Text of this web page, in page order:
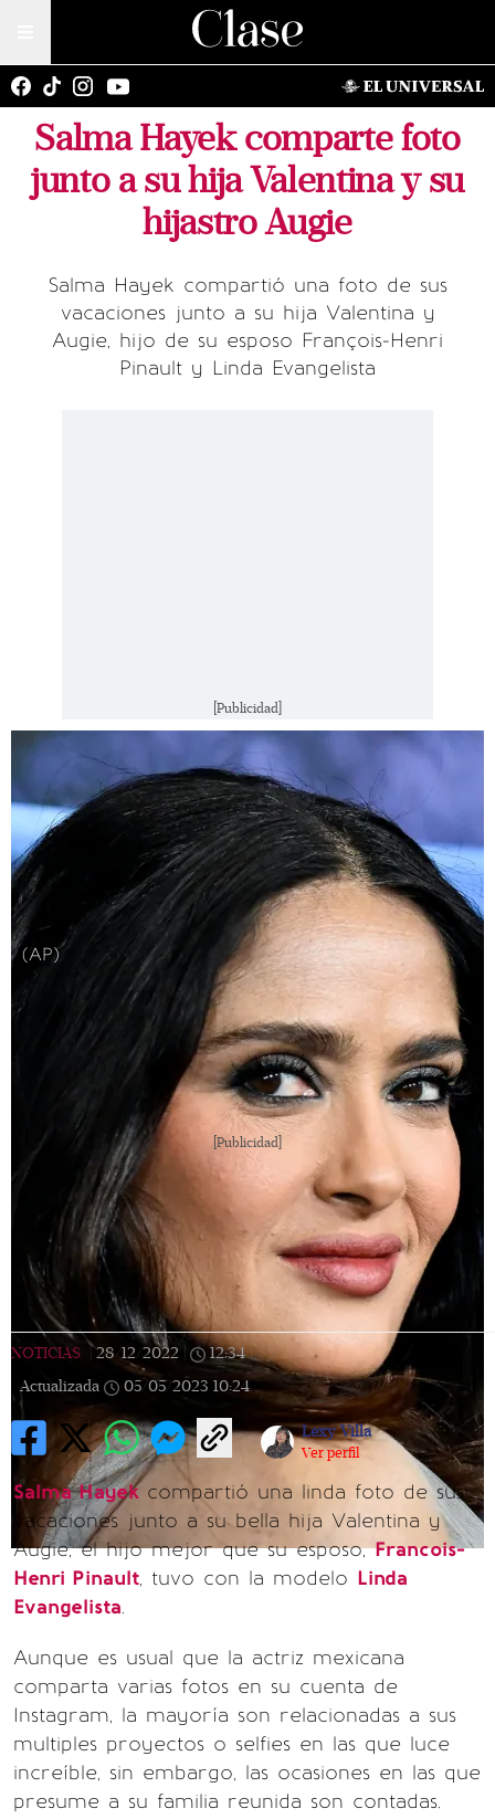
Salma Hayek comparte foto
junto a su hija Valentina y su
hijastro Augie
Salma Hayek compartió una foto de sus
vacaciones junto a su hija Valentina y
Augie, hijo de su esposo François-Henri
Pinault y Linda Evangelista
[Publicidad]
(AP)
[Publicidad]
NOTICIAS 28/12/2022 12:34 |
Actualizada
05/05/2023 10:24
Lexy Villa
Ver perfil
Salma Hayek compartió una linda foto de sus
vacaciones junto a su bella hija Valentina y
Augie, el hijo mejor que su esposo,Francois-
Henri Pinault, tuvo con la modelo Linda
Evangelista.
Aunque es usual que la actriz mexicana
comparta varias fotos en su cuenta de
Instagram, la mayoría son relacionadas a sus
multiples proyectos o selfies en las que luce
increíble, sin embargo, las ocasiones en las que
presume a su familia reunida son contadas.